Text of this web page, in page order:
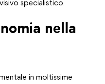
specialistico.
nella
in moltissime